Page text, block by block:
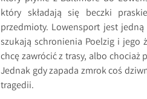
który składają się beczki
przedmioty. Lowensport jest
szukają schronienia Poelzig i jego
chcę zawrócić z trasy, albo chociaż
Jednak gdy zapada zmrok coś
tragedii.